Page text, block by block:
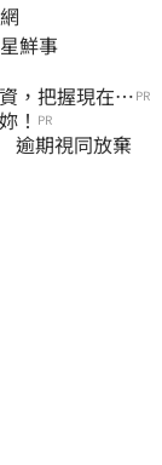
鮮事
，把握現在不 PR
！ PR
逾期視同放棄